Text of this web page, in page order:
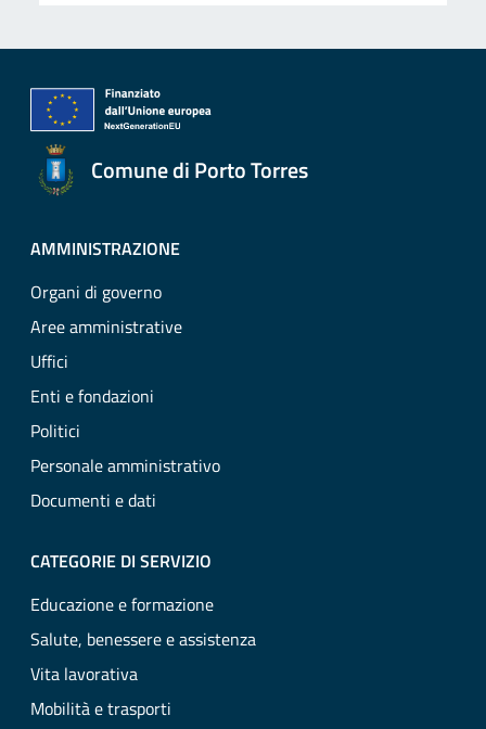
Comune di Porto Torres
AMMINISTRAZIONE
Organi di governo
Aree amministrative
Uffici
Enti e fondazioni
Politici
Personale amministrativo
Documenti e dati
CATEGORIE DI SERVIZIO
Educazione e formazione
Salute, benessere e assistenza
Vita lavorativa
Mobilità e trasporti